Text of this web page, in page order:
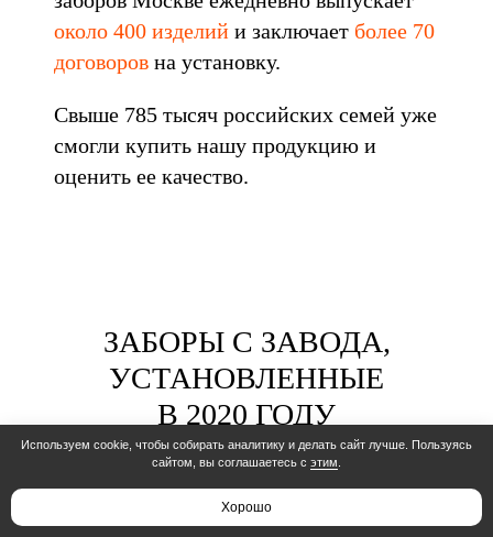
около 400 изделий и заключает более 70
договоров на установку.
Свыше 785 тысяч российских семей уже
смогли купить нашу продукцию и
оценить ее качество.
ЗАБОРЫ С ЗАВОДА,
УСТАНОВЛЕННЫЕ
В 2020 ГОДУ
Используем cookie, чтобы собирать аналитику и делать сайт лучше. Пользуясь
сайтом, вы соглашаетесь с этим
Хорошо